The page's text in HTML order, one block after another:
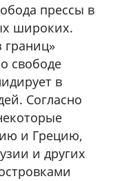
прессы в
широких.
границ»
свободе
в
Согласно
и Грецию,
и других